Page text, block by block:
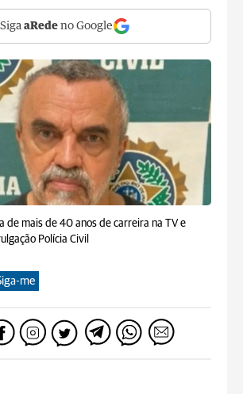
Siga aRede no Google
de mais de 40 anos de carreira na TV e
Polícia Civil
me